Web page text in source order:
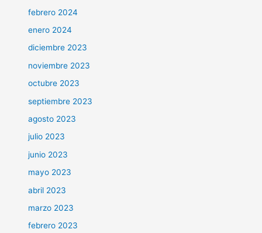
febrero 2024
enero 2024
diciembre 2023
noviembre 2023
octubre 2023
septiembre 2023
agosto 2023
julio 2023
junio 2023
mayo 2023
abril 2023
marzo 2023
febrero 2023